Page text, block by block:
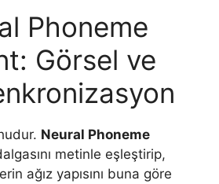
Phoneme
Görsel ve
Neural Phoneme
metinle eşleştirip,
ağız yapısını buna göre